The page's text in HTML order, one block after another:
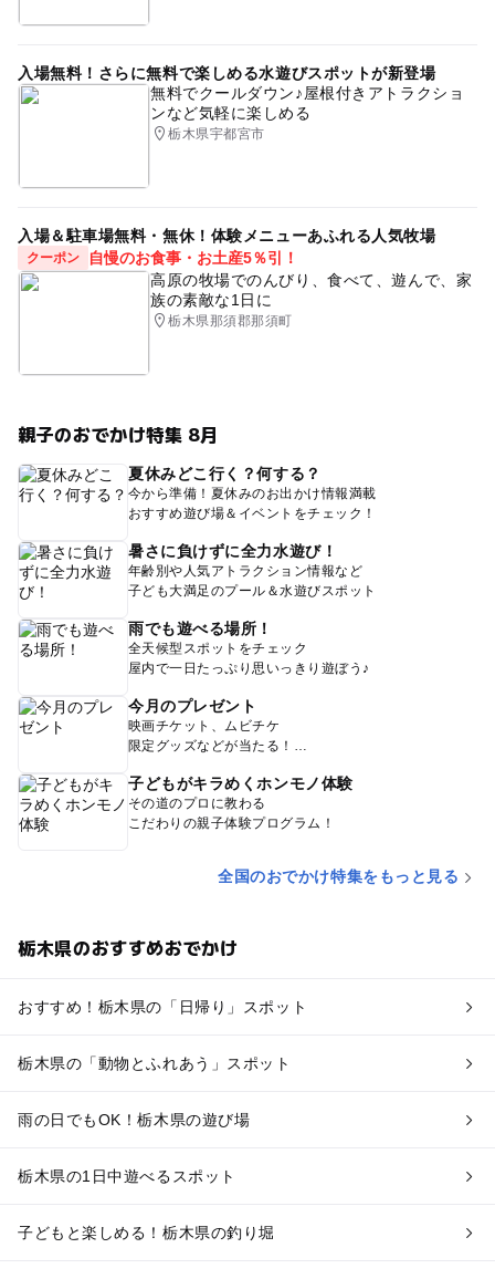
入場無料！さらに無料で楽しめる水遊びスポットが新登場
無料でクールダウン♪屋根付きアトラクショ
ンなど気軽に楽しめる
栃木県宇都宮市
入場＆駐車場無料・無休！体験メニューあふれる人気牧場
クーポン
自慢のお食事・お土産5％引！
高原の牧場でのんびり、食べて、遊んで、家
族の素敵な1日に
栃木県那須郡那須町
親子のおでかけ特集 8月
夏休みどこ行く？何する？
今から準備！夏休みのお出かけ情報満載
おすすめ遊び場＆イベントをチェック！
暑さに負けずに全力水遊び！
年齢別や人気アトラクション情報など
子ども大満足のプール＆水遊びスポット
雨でも遊べる場所！
全天候型スポットをチェック
屋内で一日たっぷり思いっきり遊ぼう♪
今月のプレゼント
映画チケット、ムビチケ
限定グッズなどが当たる！
子どもがキラめくホンモノ体験
その道のプロに教わる
こだわりの親子体験プログラム！
全国のおでかけ特集をもっと見る
栃木県のおすすめおでかけ
おすすめ！栃木県の「日帰り」スポット
栃木県の「動物とふれあう」スポット
雨の日でもOK！栃木県の遊び場
栃木県の1日中遊べるスポット
子どもと楽しめる！栃木県の釣り堀